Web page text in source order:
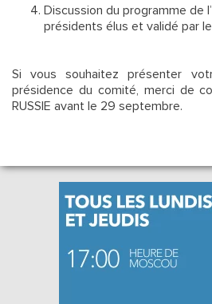
Discussion du programme de
présidents élus et validé par
Si vous souhaitez présenter
présidence du comité, merci de
RUSSIE avant le 29 septembre.